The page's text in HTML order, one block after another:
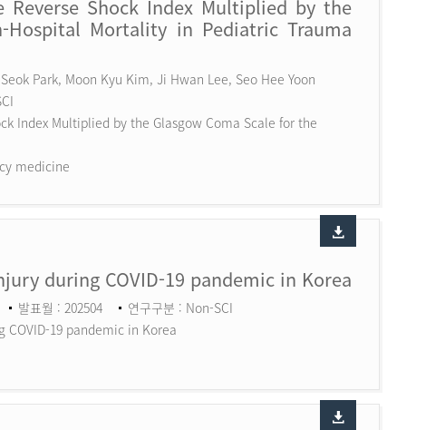
Shock Index Multiplied by the
Mortality in Pediatric Trauma
Park, Moon Kyu Kim, Ji Hwan Lee, Seo Hee Yoon
Index Multiplied by the Glasgow Coma Scale for the
medicine
during COVID-19 pandemic in Korea
발표월 : 202504
연구구분 : Non-SCI
19 pandemic in Korea